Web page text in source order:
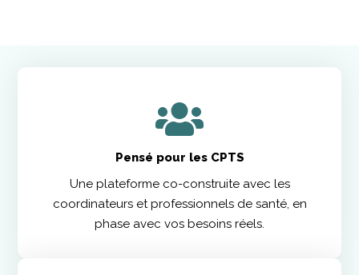
Pensé pour les CPTS
Une plateforme co-construite avec les
coordinateurs et professionnels de santé, en
phase avec vos besoins réels.